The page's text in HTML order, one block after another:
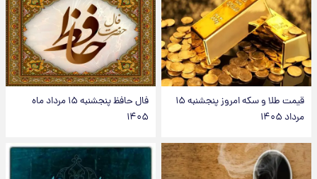
قیمت طلا و سکه امروز پنجشنبه ۱۵
مرداد ۱۴۰۵
فال حافظ پنجشنبه ۱۵ مرداد ماه
۱۴۰۵